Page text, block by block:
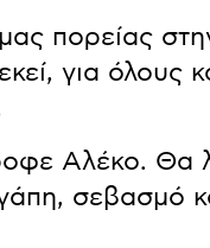
πορείας
για όλους
Αλέκο. Θα
σεβασμό